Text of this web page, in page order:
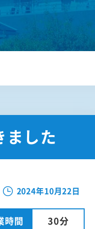
ました
2024年10月22日
時間 30分